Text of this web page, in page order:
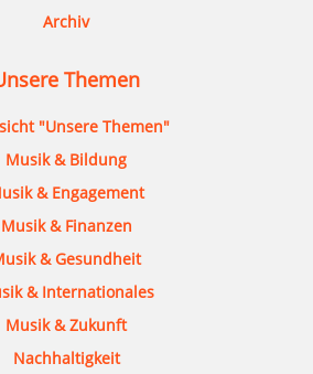
Archiv
Themen
"Unsere Themen"
Musik & Bildung
& Engagement
Musik & Finanzen
& Gesundheit
& Internationales
Musik & Zukunft
Nachhaltigkeit